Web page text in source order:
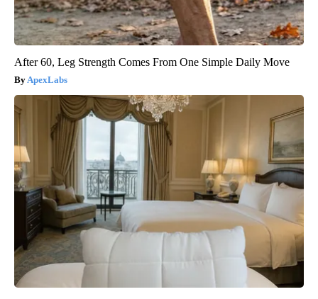
After 60, Leg Strength Comes From One Simple Daily Move
ApexLabs